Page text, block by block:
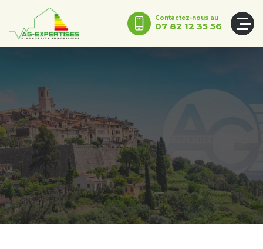
Contactez-nous au
07 82 12 35 56